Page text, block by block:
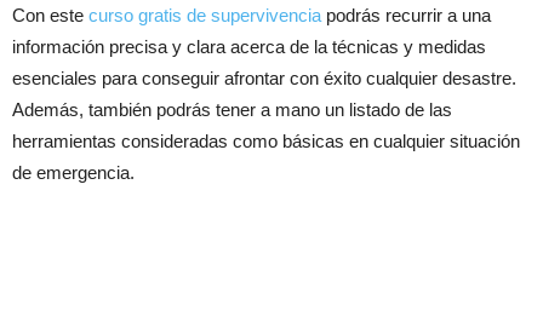
Con este curso gratis de supervivencia podrás recurrir a una
información precisa y clara acerca de la técnicas y medidas
esenciales para conseguir afrontar con éxito cualquier desastre.
Además, también podrás tener a mano un listado de las
herramientas consideradas como básicas en cualquier situación
de emergencia.